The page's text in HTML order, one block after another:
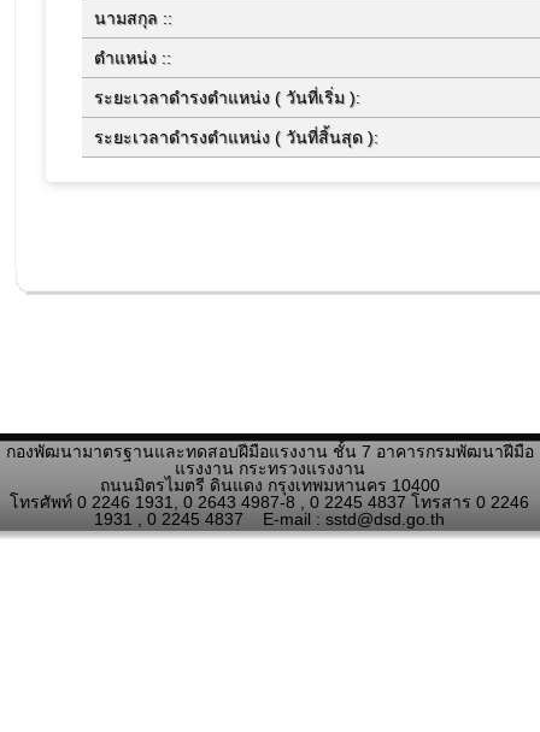
นามสกุล ::
ตำแหน่ง ::
ระยะเวลาดำรงตำแหน่ง ( วันที่เริ่ม ):
ระยะเวลาดำรงตำแหน่ง ( วันที่สิ้นสุด ):
กองพัฒนามาตรฐานและทดสอบฝีมือแรงงาน ชั้น 7 อาคารกรมพัฒนาฝีมือ
แรงงาน กระทรวงแรงงาน
ถนนมิตรไมตรี ดินแดง กรุงเทพมหานคร 10400
โทรศัพท์ 0 2246 1931, 0 2643 4987-8 , 0 2245 4837 โทรสาร 0 2246
1931 , 0 2245 4837 E-mail : sstd@dsd.go.th